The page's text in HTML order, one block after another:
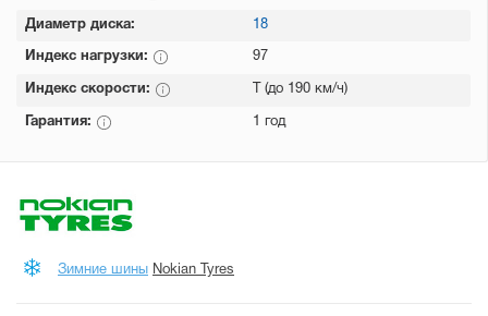
Диаметр диска: 18
Индекс нагрузки: 97
Индекс скорости: T (до 190 км/ч)
Гарантия: 1 год
Зимние шины Nokian Tyres